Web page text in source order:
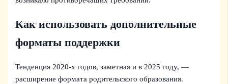
Как использовать дополнительные
форматы поддержки
Тенденция 2020‑х годов, заметная и в 2025 году, —
расширение формата родительского образования.